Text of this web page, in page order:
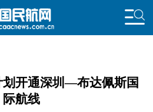
国内
划开通深圳—布达佩斯国
际航线